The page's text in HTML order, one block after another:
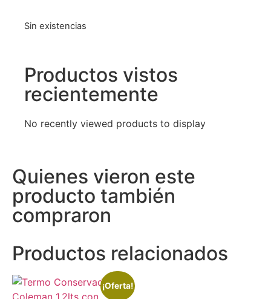
Sin existencias
Productos vistos
recientemente
No recently viewed products to display
Quienes vieron este
producto también
compraron
Productos relacionados
¡Oferta!